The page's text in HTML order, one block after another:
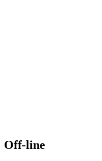
Off-line